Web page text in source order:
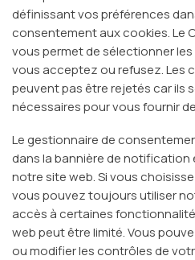
définissant vos préférences
consentement aux cookies. Le
vous permet de sélectionner
vous acceptez ou refusez. Les
peuvent pas être rejetés car ils
nécessaires pour vous fournir
Le gestionnaire de
dans la bannière de notification
notre site web. Si vous
vous pouvez toujours utiliser
accès à certaines
web peut être limité. Vous
ou modifier les contrôles de